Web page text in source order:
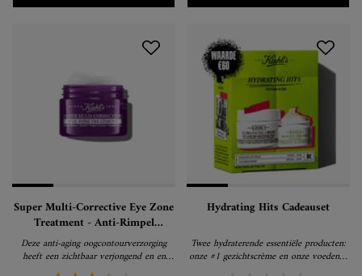
Super Multi-Corrective Eye Zone
Treatment - Anti-Rimpel
Oogcrème
Deze anti-aging oogcontourverzorging
heeft een zichtbaar verjongend en en
verstevigend liftingeffect op
Hydrating Hits Cadeauset
Twee hydraterende essentiële producten:
onze #1 gezichtscrème en onze voedende